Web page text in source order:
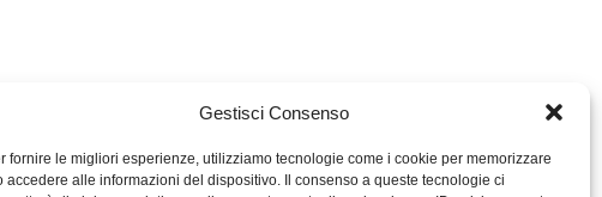
Gestisci Consenso
fornire le migliori esperienze, utilizziamo tecnologie come i cookie per memorizzare
accedere alle informazioni del dispositivo. Il consenso a queste tecnologie ci